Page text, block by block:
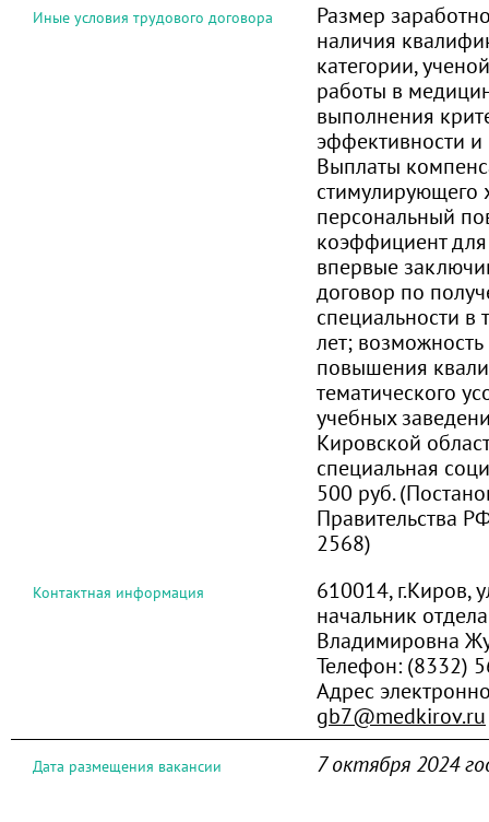
Иные условия трудового договора
Размер
наличия
категории,
работы в
выполнения
эффективности и
Выплаты
стимулирующего
персональный
коэффициент
впервые
договор по
специальности в
лет;
повышения
тематического
учебных
Кировской
специальная
500 руб.
Правительства
2568)
Контактная информация
610014, г.Киров,
начальник
Владимировна
Телефон: (8332)
Адрес
gb7@medkirov.ru
Дата размещения вакансии 7 октября 2024